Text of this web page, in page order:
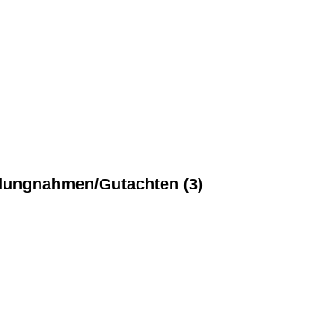
Gutachten (3)